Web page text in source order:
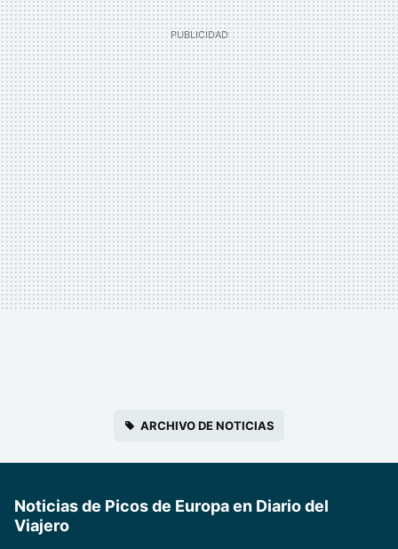
ARCHIVO DE NOTICIAS
Noticias de Picos de Europa en Diario del
Viajero